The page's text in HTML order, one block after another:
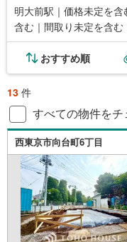
明大前駅｜価格未定を
含む｜間取り未定を含
おすすめ順
13 件
すべての物件をチ
西東京市向台町6丁目